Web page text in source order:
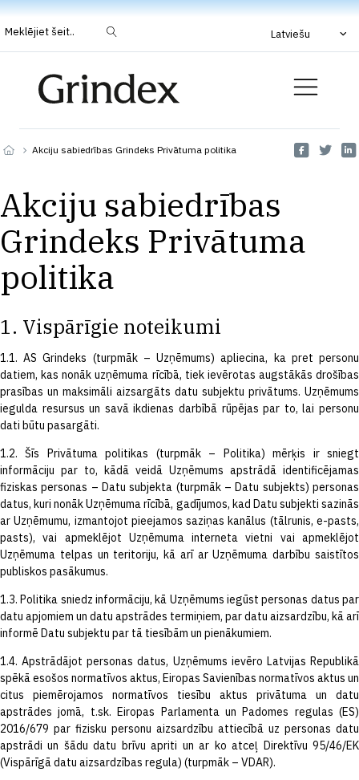
Meklējiet šeit.. Latviešu
Akciju sabiedrības Grindeks Privātuma politika
Akciju sabiedrības
Grindeks Privātuma
politika
1. Vispārīgie noteikumi
1.1. AS Grindeks (turpmāk – Uzņēmums) apliecina, ka pret personu
datiem, kas nonāk uzņēmuma rīcībā, tiek ievērotas augstākās drošības
prasības un maksimāli aizsargāts datu subjektu privātums. Uzņēmums
iegulda resursus un savā ikdienas darbībā rūpējas par to, lai personu
dati būtu pasargāti.
1.2. Šīs Privātuma politikas (turpmāk – Politika) mērķis ir sniegt
informāciju par to, kādā veidā Uzņēmums apstrādā identificējamas
fiziskas personas – Datu subjekta (turpmāk – Datu subjekts) personas
datus, kuri nonāk Uzņēmuma rīcībā, gadījumos, kad Datu subjekti sazinās
ar Uzņēmumu, izmantojot pieejamos saziņas kanālus (tālrunis, e-pasts,
pasts), vai apmeklējot Uzņēmuma interneta vietni vai apmeklējot
Uzņēmuma telpas un teritoriju, kā arī ar Uzņēmuma darbību saistītos
publiskos pasākumus.
1.3. Politika sniedz informāciju, kā Uzņēmums iegūst personas datus par
datu apjomiem un datu apstrādes termiņiem, par datu aizsardzību, kā arī
informē Datu subjektu par tā tiesībām un pienākumiem.
1.4. Apstrādājot personas datus, Uzņēmums ievēro Latvijas Republikā
spēkā esošos normatīvos aktus, Eiropas Savienības normatīvos aktus un
citus piemērojamos normatīvos tiesību aktus privātuma un datu
apstrādes jomā, t.sk. Eiropas Parlamenta un Padomes regulas (ES)
2016/679 par fizisku personu aizsardzību attiecībā uz personas datu
apstrādi un šādu datu brīvu apriti un ar ko atceļ Direktīvu 95/46/EK
(Vispārīgā datu aizsardzības regula) (turpmāk – VDAR).